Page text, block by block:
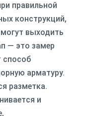
правильной
конструкций,
выходить
— это замер
способ
арматуру.
разметка.
и